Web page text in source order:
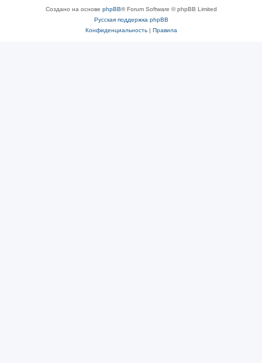
Создано на основе phpBB® Forum Software © phpBB Limited
Русская поддержка phpBB
Конфиденциальность| Правила